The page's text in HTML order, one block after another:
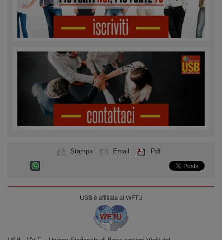
Stampa Email Pdf
USB è affiliata al WFTU